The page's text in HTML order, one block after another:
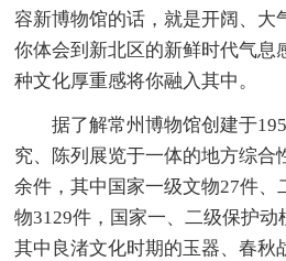
容新博物馆的话，就是开阔、大
你体会到新北区的新鲜时代气息
种文化厚重感将你融入其中。
据了解常州博物馆创建于
究、陈列展览于一体的地方综合
余件，其中国家一级文物27件、
物3129件，国家一、二级保护动
其中良渚文化时期的玉器、春秋